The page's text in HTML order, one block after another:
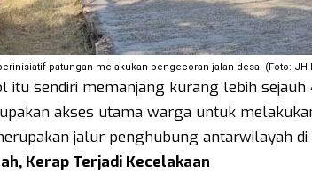
patungan melakukan pengecoran jalan desa. (Foto: JH
itu sendiri memanjang kurang lebih
akses utama warga untuk
jalur penghubung antarwilayah
Kerap Terjadi Kecelakaan